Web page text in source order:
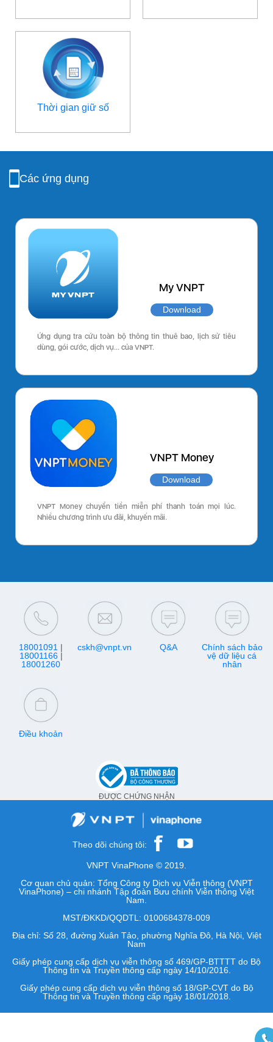
Thời gian giữ số
Các ứng dụng
My VNPT
Download
Ứng dụng tra cứu toàn bộ thông tin thuê bao, lịch sử tiêu
dùng, gói cước, dịch vụ… của VNPT.
VNPT Money
Download
VNPT Money chuyển tiền miễn phí thanh toán mọi lúc.
Nhiều chương trình ưu đãi, khuyến mãi.
18001091 |
18001166|
18001260
cskh@vnpt.vn Q&A
Chính sách bảo
vệ dữ liệu cá
nhân
Điều khoản
ĐƯỢC CHỨNG NHẬN
Theo dõi chúng tôi:
VNPT VinaPhone © 2019.
Cơ quan chủ quản: Tổng Công ty Dịch vụ Viễn thông (VNPT
VinaPhone) – chi nhánh Tập đoàn Bưu chính Viễn thông Việt
Nam.
MST/ĐKKD/QQDTL: 0100684378-009
Địa chỉ: Số 28, đường Xuân Tảo, phường Nghĩa Đô, Hà Nội, Việt
Nam
Giấy phép cung cấp dịch vụ viễn thông số 469/GP-BTTTT do Bộ
Thông tin và Truyền thông cấp ngày 14/10/2016.
Giấy phép cung cấp dịch vụ viễn thông số 18/GP-CVT do Bộ
Thông tin và Truyền thông cấp ngày 18/01/2018.